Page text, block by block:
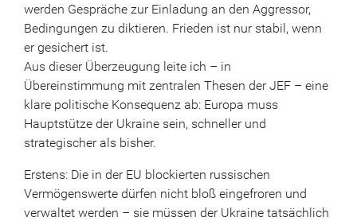
werden Gespräche zur Einladung an den Aggressor,
Bedingungen zu diktieren. Frieden ist nur stabil, wenn
er gesichert ist.
Aus dieser Überzeugung leite ich – in
Übereinstimmung mit zentralen Thesen der JEF – eine
klare politische Konsequenz ab: Europa muss
Hauptstütze der Ukraine sein, schneller und
strategischer als bisher.
Erstens: Die in der EU blockierten russischen
Vermögenswerte dürfen nicht bloß eingefroren und
verwaltet werden – sie müssen der Ukraine tatsächlich